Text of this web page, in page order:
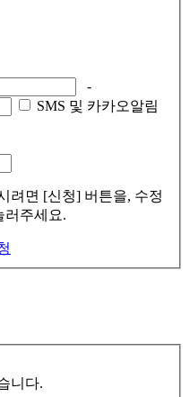
-
SMS 및 카카오알림
려면 [신청] 버튼을, 수정
러주세요.
니다.